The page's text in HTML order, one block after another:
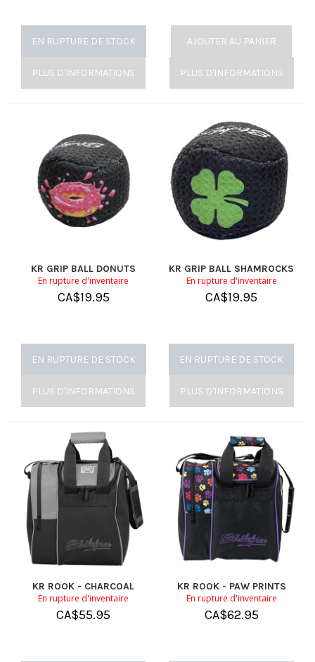
EN RUPTURE DE STOCK
PLUS D'INFORMATIONS
AJOUTER AU PANIER
PLUS D'INFORMATIONS
KR GRIP BALL DONUTS
En rupture d'inventaire
CA$19.95
EN RUPTURE DE STOCK
PLUS D'INFORMATIONS
KR GRIP BALL SHAMROCKS
En rupture d'inventaire
CA$19.95
EN RUPTURE DE STOCK
PLUS D'INFORMATIONS
KR ROOK - CHARCOAL
En rupture d'inventaire
CA$55.95
KR ROOK - PAW PRINTS
En rupture d'inventaire
CA$62.95